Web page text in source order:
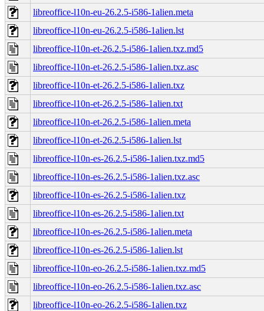
libreoffice-l10n-eu-26.2.5-i586-1alien.meta
libreoffice-l10n-eu-26.2.5-i586-1alien.lst
libreoffice-l10n-et-26.2.5-i586-1alien.txz.md5
libreoffice-l10n-et-26.2.5-i586-1alien.txz.asc
libreoffice-l10n-et-26.2.5-i586-1alien.txz
libreoffice-l10n-et-26.2.5-i586-1alien.txt
libreoffice-l10n-et-26.2.5-i586-1alien.meta
libreoffice-l10n-et-26.2.5-i586-1alien.lst
libreoffice-l10n-es-26.2.5-i586-1alien.txz.md5
libreoffice-l10n-es-26.2.5-i586-1alien.txz.asc
libreoffice-l10n-es-26.2.5-i586-1alien.txz
libreoffice-l10n-es-26.2.5-i586-1alien.txt
libreoffice-l10n-es-26.2.5-i586-1alien.meta
libreoffice-l10n-es-26.2.5-i586-1alien.lst
libreoffice-l10n-eo-26.2.5-i586-1alien.txz.md5
libreoffice-l10n-eo-26.2.5-i586-1alien.txz.asc
libreoffice-l10n-eo-26.2.5-i586-1alien.txz